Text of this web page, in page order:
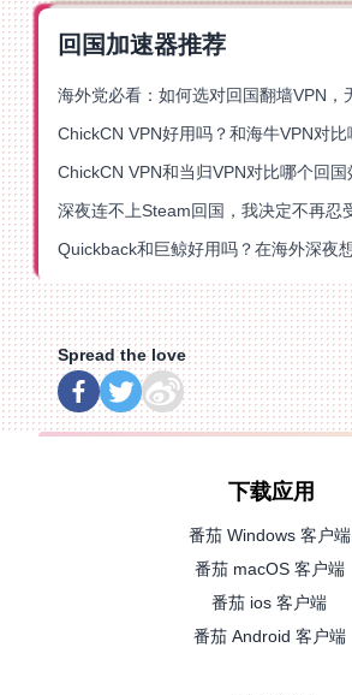
回国加速器推荐
深夜连不上Steam回国，我决定不再忍
Spread the love
下载应用
番茄 Windows 客户端
番茄 macOS 客户端
番茄 ios 客户端
番茄 Android 客户端